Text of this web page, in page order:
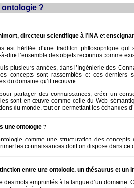
ontologie ?
directeur scientifique à l’INA et
est héritée d’une tradition philosophique qui
à-dire l’ensemble des objets reconnus comme
plusieurs années, dans l’Ingénierie des
concepts sont rassemblés et ces derniers
du domaine qu’il recouvre.
partager des connaissances, créer un
sont en œuvre comme celle du Web
du monde, tout en permettant les échanges
une ontologie ?
comme une structuration des
les connaissances dont on dispose dans ce
entre une ontologie, un thésaurus et un
des mots empruntés à la langue d’un domaine.